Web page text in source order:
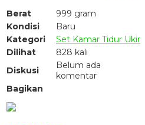
Berat
999 gram
Kondisi
Baru
Kategori
Set Kamar Tidur Ukir
Dilihat
828 kali
Diskusi
Belum ada
komentar
Bagikan